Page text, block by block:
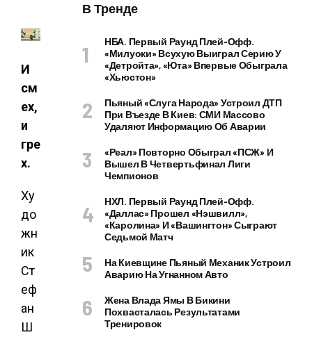
И
см
ех,
и
гре
х.
Ху
до
жн
ик
Ст
еф
ан
Ш
В Тренде
НБА. Первый Раунд Плей-Офф.
«Милуоки» Всухую Выиграл Серию У
«Детройта», «Юта» Впервые Обыграла
«Хьюстон»
Пьяный «слуга Народа» Устроил ДТП
При Въезде В Киев: СМИ Массово
Удаляют Информацию Об Аварии
«Реал» Повторно Обыграл «ПСЖ» И
Вышел В Четвертьфинал Лиги
Чемпионов
НХЛ. Первый Раунд Плей-Офф.
«Даллас» Прошел «Нэшвилл»,
«Каролина» И «Вашингтон» Сыграют
Седьмой Матч
На Киевщине Пьяный Механик Устроил
Аварию На Угнанном Авто
Жена Влада Ямы В Бикини
Похвасталась Результатами
Тренировок